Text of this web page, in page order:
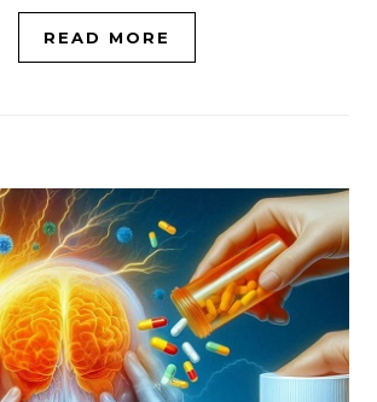
READ MORE